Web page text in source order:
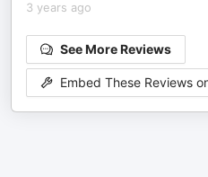
3 years ago
See More Reviews
Embed These Reviews